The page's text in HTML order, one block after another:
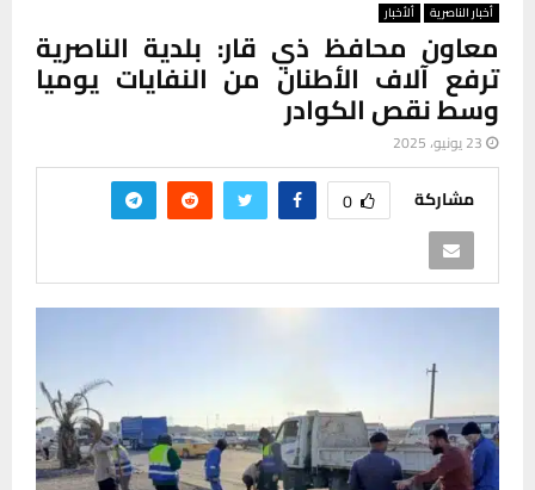
أخبار الناصرية ألأخبار
معاون محافظ ذي قار: بلدية الناصرية
ترفع آلاف الأطنان من النفايات يوميا
وسط نقص الكوادر
23 يونيو، 2025
مشاركة 0